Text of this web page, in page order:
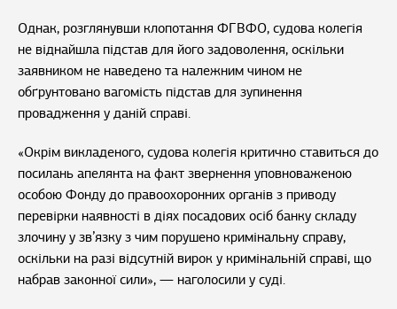
Однак, розглянувши клопотання ФГВФО, судова колегія
не віднайшла підстав для його задоволення, оскільки
заявником не наведено та належним чином не
обґрунтовано вагомість підстав для зупинення
провадження у даній справі.
«Окрім викладеного, судова колегія критично ставиться до
посилань апелянта на факт звернення уповноваженою
особою Фонду до правоохоронних органів з приводу
перевірки наявності в діях посадових осіб банку складу
злочину у зв’язку з чим порушено кримінальну справу,
оскільки на разі відсутній вирок у кримінальній справі, що
набрав законної сили», — наголосили у суді.